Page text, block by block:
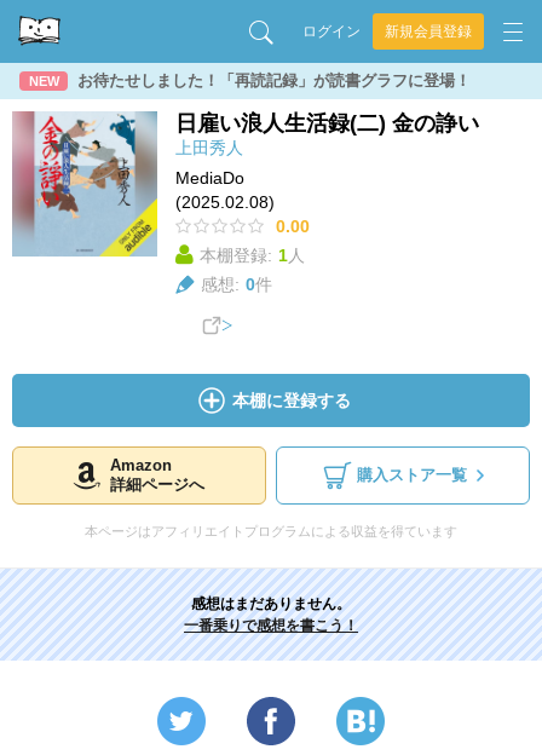
ログイン 新規会員登録
NEW お待たせしました！「再読記録」が読書グラフに登場！
日雇い浪人生活録(二) 金の諍い
上田秀人
MediaDo
(2025.02.08)
0.00
本棚登録: 1人
感想: 0件
本棚に登録する
Amazon
詳細ページへ
購入ストア一覧
本ページはアフィリエイトプログラムによる収益を得ています
感想はまだありません。
一番乗りで感想を書こう！